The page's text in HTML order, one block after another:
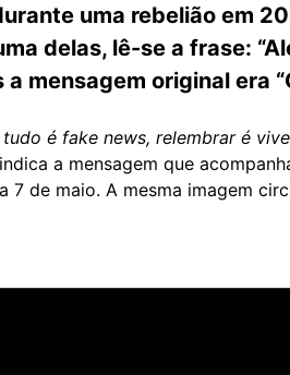
uma rebelião em
delas, lê-se a frase:
mensagem original era
tudo é fake news, relembrar é
a mensagem que
7 de maio. A mesma imagem